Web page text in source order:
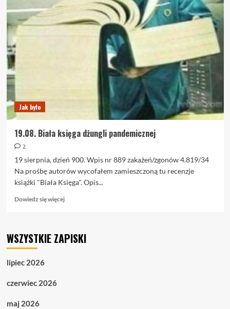
Jak było
19.08. Biała księga dżungli pandemicznej
2
19 sierpnia, dzień 900. Wpis nr 889 zakażeń/zgonów 4.819/34
Na prośbę autorów wycofałem zamieszczoną tu recenzje
książki "Biała Księga". Opis...
Dowiedz się więcejDowiedz
19.08.
WSZYSTKIE ZAPISKI
lipiec 2026
czerwiec 2026
maj 2026